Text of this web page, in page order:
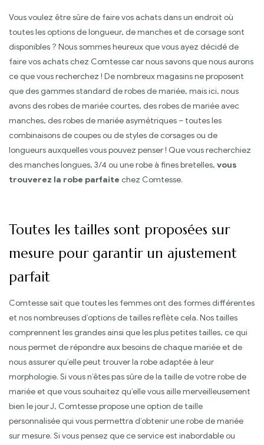
Vous voulez être sûre de faire vos achats dans un endroit où
toutes les options de longueur, de manches et de corsage sont
disponibles ? Nous sommes heureux que vous ayez décidé de
faire vos achats chez Comtesse car nous savons que nous aurons
ce que vous recherchez ! De nombreux magasins ne proposent
que des gammes standard de robes de mariée, mais ici, nous
avons des robes de mariée courtes, des robes de mariée avec
manches, des robes de mariée asymétriques – toutes les
combinaisons de coupes ou de styles de corsages ou de
longueurs auxquelles vous pouvez penser ! Que vous recherchiez
des manches longues, 3/4 ou une robe à fines bretelles, vous
trouverez la robe parfaite chez Comtesse.
Toutes les tailles sont proposées sur
mesure pour garantir un ajustement
parfait
Comtesse sait que toutes les femmes ont des formes différentes
et nos nombreuses d’options de tailles reflète cela. Nos tailles
comprennent les grandes ainsi que les plus petites tailles, ce qui
nous permet de répondre aux besoins de chaque mariée et de
nous assurer qu’elle peut trouver la robe adaptée à leur
morphologie. Si vous n’êtes pas sûre de la taille de votre robe de
mariée et que vous souhaitez qu’elle vous aille merveilleusement
bien le jour J, Comtesse propose une option de taille
personnalisée qui vous permettra d’obtenir une robe de mariée
sur mesure. Si vous pensez que ce service est inabordable ou